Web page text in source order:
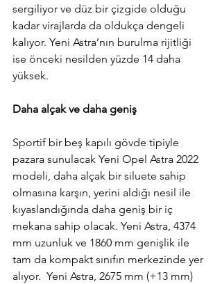
sergiliyor ve düz bir çizgide olduğu
kadar virajlarda da oldukça dengeli
kalıyor. Yeni Astra’nın burulma rijitliği
ise önceki nesilden yüzde 14 daha
yüksek.
Daha alçak ve daha geniş
Sportif bir beş kapılı gövde tipiyle
pazara sunulacak Yeni Opel Astra 2022
modeli, daha alçak bir siluete sahip
olmasına karşın, yerini aldığı nesil ile
kıyaslandığında daha geniş bir iç
mekana sahip olacak. Yeni Astra, 4374
mm uzunluk ve 1860 mm genişlik ile
tam da kompakt sınıfın merkezinde yer
alıyor.  Yeni Astra, 2675 mm (+13 mm)